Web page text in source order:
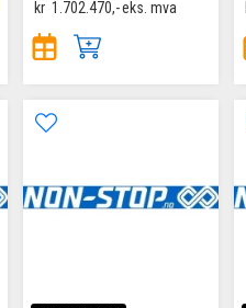
kr 1.702.470,-eks. mva